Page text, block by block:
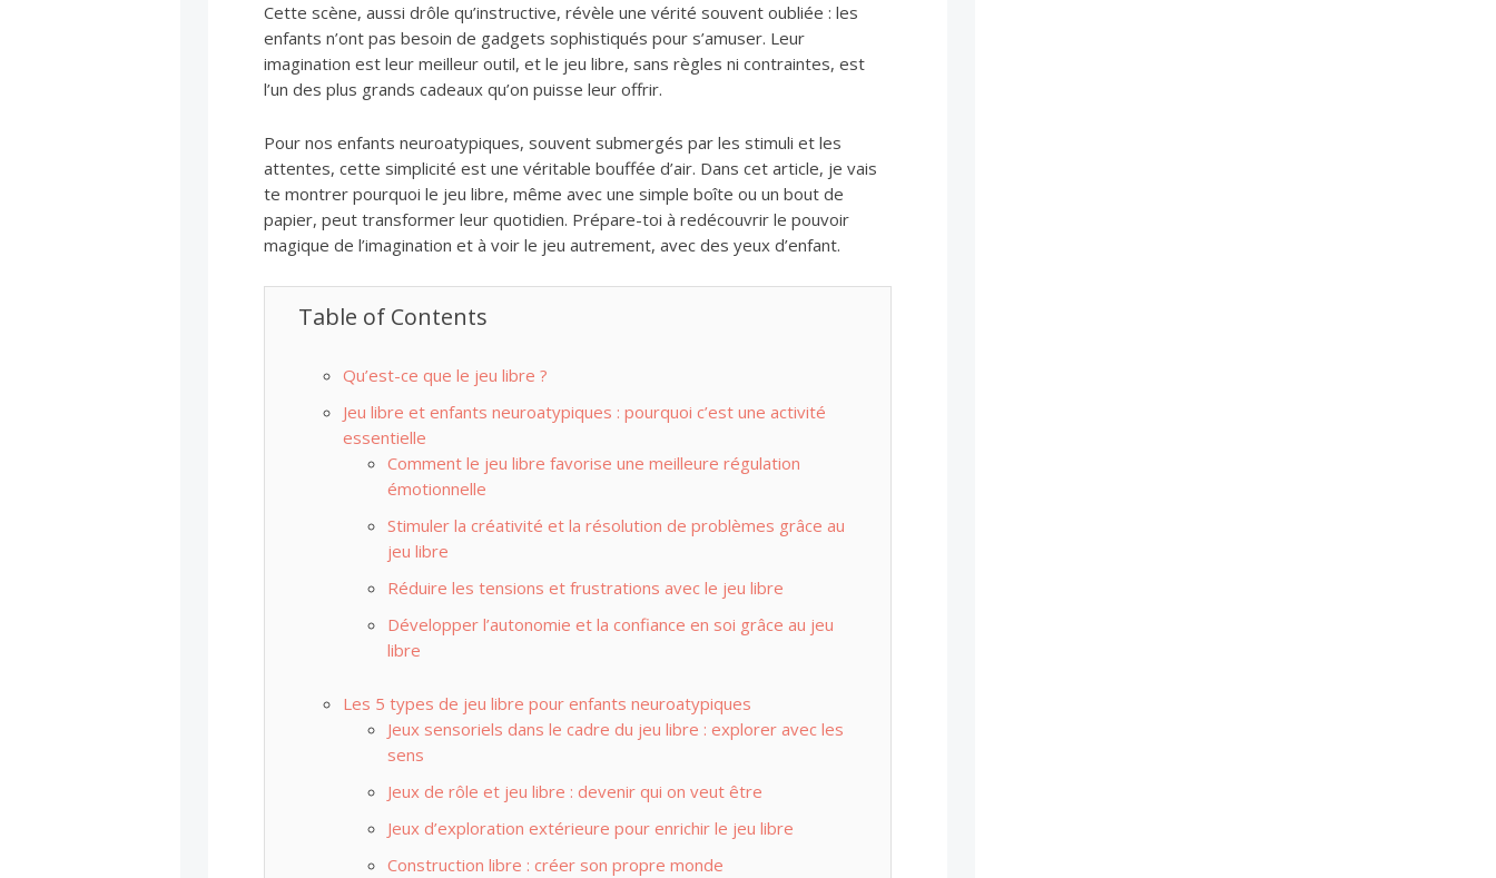
Cette scène, aussi drôle qu’instructive, révèle une vérité souvent oubliée : les
enfants n’ont pas besoin de gadgets sophistiqués pour s’amuser. Leur
imagination est leur meilleur outil, et le jeu libre, sans règles ni contraintes, est
l’un des plus grands cadeaux qu’on puisse leur offrir.
Pour nos enfants neuroatypiques, souvent submergés par les stimuli et les
attentes, cette simplicité est une véritable bouffée d’air. Dans cet article, je vais
te montrer pourquoi le jeu libre, même avec une simple boîte ou un bout de
papier, peut transformer leur quotidien. Prépare-toi à redécouvrir le pouvoir
magique de l’imagination et à voir le jeu autrement, avec des yeux d’enfant.
Table of Contents
Qu’est-ce que le jeu libre ?
Jeu libre et enfants neuroatypiques : pourquoi c’est une activité
essentielle
Comment le jeu libre favorise une meilleure régulation
émotionnelle
Stimuler la créativité et la résolution de problèmes grâce au
jeu libre
Réduire les tensions et frustrations avec le jeu libre
Développer l’autonomie et la confiance en soi grâce au jeu
libre
Les 5 types de jeu libre pour enfants neuroatypiques
Jeux sensoriels dans le cadre du jeu libre : explorer avec les
sens
Jeux de rôle et jeu libre : devenir qui on veut être
Jeux d’exploration extérieure pour enrichir le jeu libre
Construction libre : créer son propre monde